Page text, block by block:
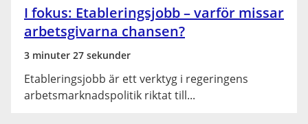
I fokus: Etableringsjobb – varför missar
arbetsgivarna chansen?
3 minuter 27 sekunder
Etableringsjobb är ett verktyg i regeringens
arbetsmarknadspolitik riktat till...